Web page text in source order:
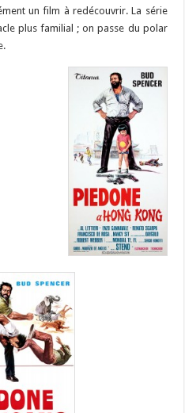
un film à redécouvrir. La série
plus familial ; on passe du polar